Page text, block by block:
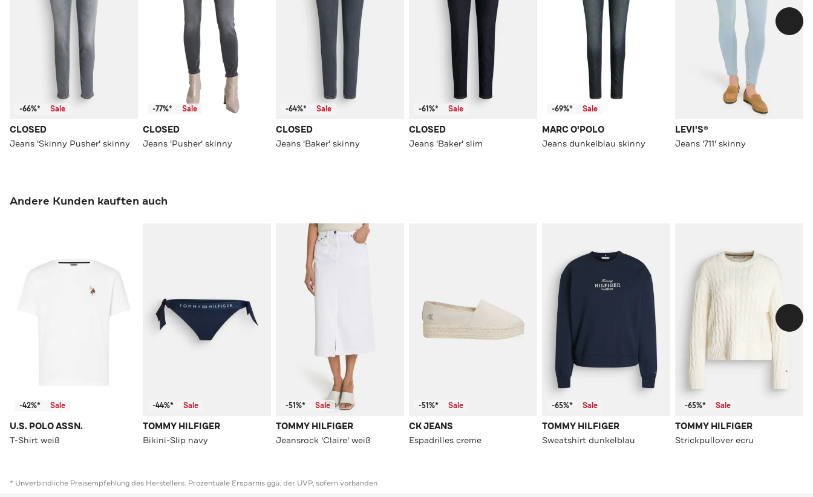
-66%* Sale
CLOSED
Jeans 'Skinny Pusher' skinny
-77%* Sale
CLOSED
Jeans 'Pusher' skinny
-64%* Sale
CLOSED
Jeans 'Baker' skinny
-61%* Sale
CLOSED
Jeans 'Baker' slim
-69%* Sale
MARC O'POLO
Jeans dunkelblau skinny
LEVI'S®
Jeans '711' skinny
Andere Kunden kauften auch
-42%* Sale
U.S. POLO ASSN.
T-Shirt weiß
-44%* Sale
TOMMY HILFIGER
Bikini-Slip navy
-51%* Sale
TOMMY HILFIGER
Jeansrock 'Claire' weiß
-51%* Sale
CK JEANS
Espadrilles creme
-65%* Sale
TOMMY HILFIGER
Sweatshirt dunkelblau
-65%* Sale
TOMMY HILFIGER
Strickpullover ecru
* Unverbindliche Preisempfehlung des Herstellers. Prozentuale Ersparnis ggü. der UVP, sofern vorhanden